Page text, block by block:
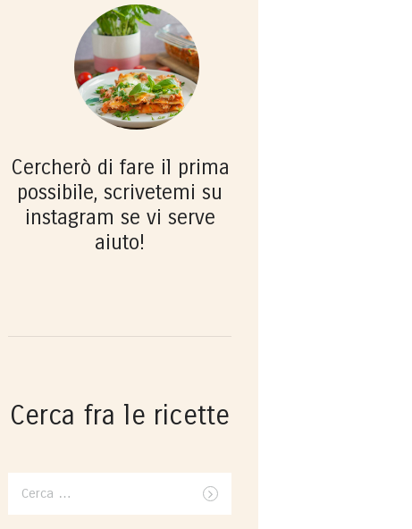
Cercherò di fare il prima
possibile, scrivetemi su
instagram se vi serve
aiuto!
Cerca fra le ricette
Ricerca
per: